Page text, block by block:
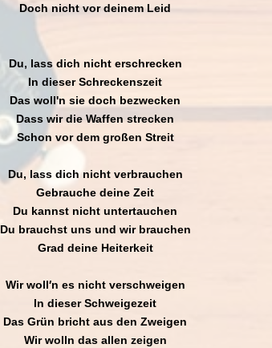
Doch nicht vor deinem Leid
Du, lass dich nicht erschrecken
In dieser Schreckenszeit
Das woll'n sie doch bezwecken
Dass wir die Waffen strecken
Schon vor dem großen Streit
Du, lass dich nicht verbrauchen
Gebrauche deine Zeit
Du kannst nicht untertauchen
Du brauchst uns und wir brauchen
Grad deine Heiterkeit
Wir woll′n es nicht verschweigen
In dieser Schweigezeit
Das Grün bricht aus den Zweigen
Wir wolln das allen zeigen